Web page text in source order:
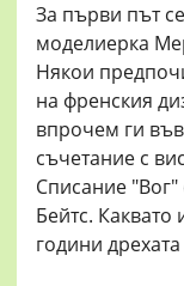
За първи път
моделиерка
Някои
на френския
впрочем ги
съчетание с
Списание
Бейтс. Каквато
години